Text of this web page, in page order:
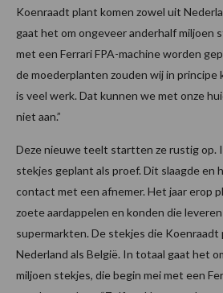
Koenraadt plant komen zowel uit
gaat het om ongeveer anderhalf miljoen
met een Ferrari FPA-machine worden
de moederplanten zouden wij in principe
is veel werk. Dat kunnen we met onze
niet aan.”
Deze nieuwe teelt startten ze rustig op.
stekjes geplant als proef. Dit slaagde en
contact met een afnemer. Het jaar erop
zoete aardappelen en konden die
supermarkten. De stekjes die Koenraadt
Nederland als België. In totaal gaat het
miljoen stekjes, die begin mei met een